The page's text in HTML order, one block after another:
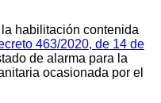
habilitación contenida
463/2020, de 14 de
de alarma para la
ocasionada por el